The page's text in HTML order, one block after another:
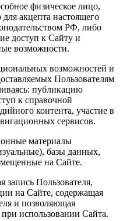
физическое лицо,
акцепта настоящего
РФ, либо
доступ к Сайту и
возможности.
возможностей и
Пользователям
публикацию
к справочной
контента, участие в
сервисов.
материалы
базы данных,
на Сайте.
запись Пользователя,
на Сайте, содержащая
и позволяющая
использовании Сайта.